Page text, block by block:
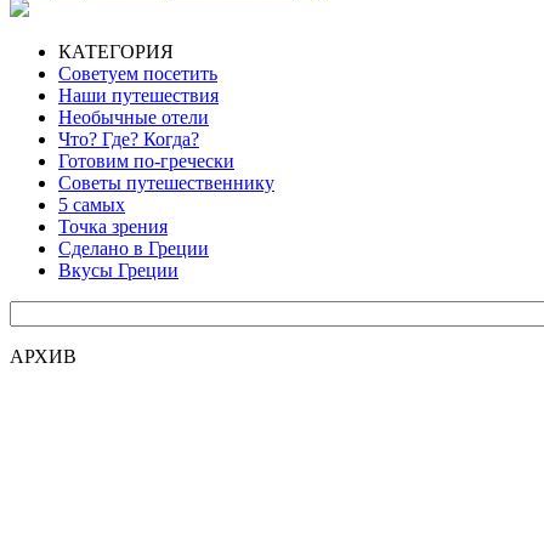
КАТЕГОРИЯ
Советуем посетить
Наши путешествия
Необычные отели
Что? Где? Когда?
Готовим по-гречески
Советы путешественнику
5 самых
Точка зрения
Сделано в Греции
Вкусы Греции
АРХИВ